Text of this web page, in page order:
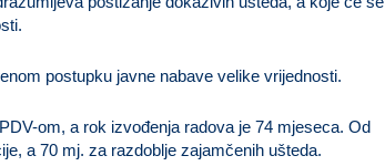
postupku javne nabave velike vrijednosti.
om, a rok izvođenja radova je 74 mjeseca. Od
a 70 mj. za razdoblje zajamčenih ušteda.